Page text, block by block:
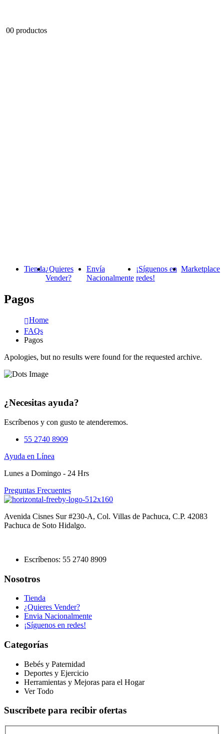
00 productos
Tienda¿Quieres
Vender?
Envía
Nacionalmente
¡Síguenos en
redes!
Marketplace
Pagos
Home
FAQs
Pagos
Apologies, but no results were found for the requested archive.
¿Necesitas ayuda?
Escríbenos y con gusto te atenderemos.
55 2740 8909
Ayuda en Línea
Lunes a Domingo - 24 Hrs
Preguntas Frecuentes
Avenida Cisnes Sur #230-A, Col. Villas de Pachuca, C.P. 42083
Pachuca de Soto Hidalgo.
Escríbenos: 55 2740 8909
Nosotros
Tienda
¿Quieres Vender?
Envia Nacionalmente
¡Síguenos en redes!
Categorías
Bebés y Paternidad
Deportes y Ejercicio
Herramientas y Mejoras para el Hogar
Ver Todo
Suscribete para recibir ofertas